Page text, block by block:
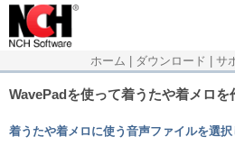
ホーム ダウンロード サ
WavePadを使って着うたや着メロを
着うたや着メロに使う音声ファイルを選択